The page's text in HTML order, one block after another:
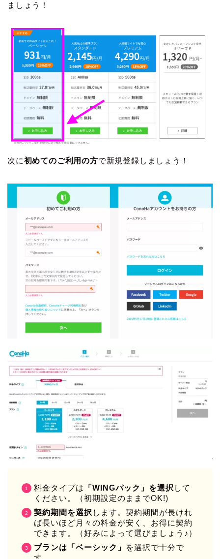
ましょう！
次に初めてのご利用の方で新規登録しましょう！
料金タイプは 「WINGパック」を選択 して
ください。（初期設定のままでOK!)
契約期間を選択 します。契約期間が長けれ
ば長いほど月々の料金が安く、お得に契約
できます。（好みによって選びましょう♪）
プランは「ベーシック」
を選択で十分で